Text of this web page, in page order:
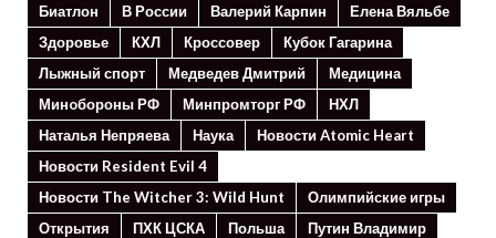
Биатлон
В России Валерий Карпин
Елена Вяльбе
Здоровье
КХЛ Кроссовер
Кубок Гагарина
Лыжный спорт
Медведев Дмитрий
Медицина
Минoбороны РФ
Минпромторг РФ
НХЛ
Наталья Непряева
Наука
Новости Atomic Heart
Новости Resident Evil 4
Новости The Witcher 3: Wild Hunt
Олимпийские игры
Открытия
ПХК ЦСКА Польша
Путин Владимир